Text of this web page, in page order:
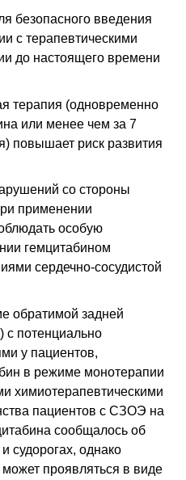
безопасного введения
с терапевтическими
до настоящего времени
терапия (одновременно
или менее чем за 7
повышает риск развития
со стороны
применении
особую
гемцитабином
сердечно-сосудистой
обратимой задней
потенциально
у пациентов,
в режиме монотерапии
химиотерапевтическими
пациентов с СЗОЭ на
сообщалось об
и судорогах, однако
проявляться в виде